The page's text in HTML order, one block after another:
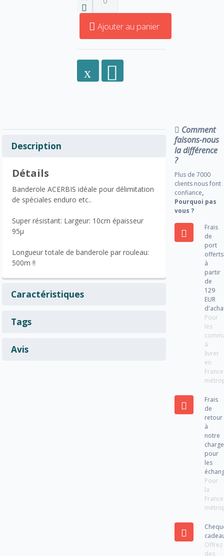
Ajouter au panier
Description
Détails
Banderole ACERBIS idéale pour délimitation
de spéciales enduro etc..
Super résistant: Largeur: 10cm épaisseur
95µ
Longueur totale de banderole par rouleau:
500m !!
Caractéristiques
Tags
Avis
Comment
faisons-nous
la différence
?
Plus de 7000
clients nous font
confiance,
Pourquoi pas
vous ?
Frais
de
port
offerts
à
partir
de
129
EUR
Pour
les
à
livrer
en
France
Frais
de
retour
à
notre
charge
pour
les
Pour
la
France
Offrez
des